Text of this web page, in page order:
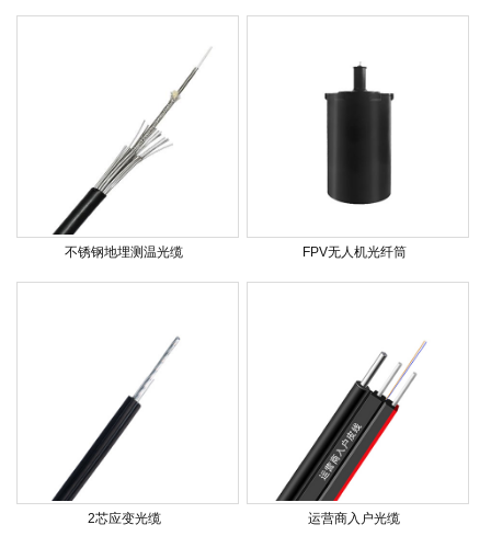
不锈钢地埋测温光缆 FPV无人机光纤筒
2芯应变光缆 运营商入户光缆